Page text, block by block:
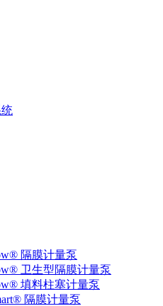
隔膜计量泵
卫生型隔膜计量泵
填料柱塞计量泵
隔膜计量泵